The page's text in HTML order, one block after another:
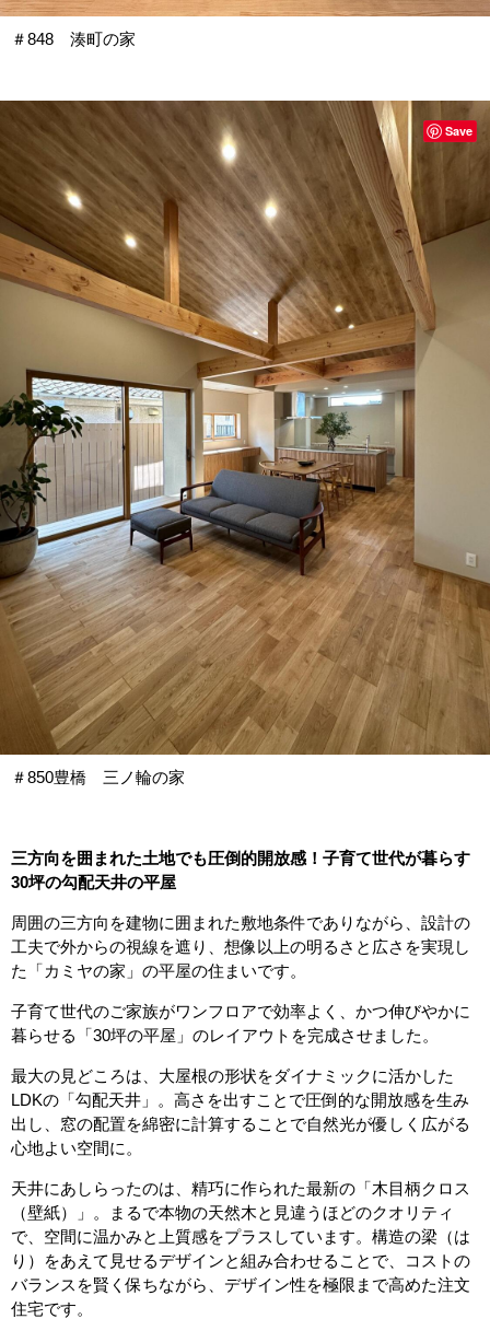
＃848 湊町の家
＃850豊橋 三ノ輪の家
三方向を囲まれた土地でも圧倒的開放感！子育て世代が暮らす
30坪の勾配天井の平屋
周囲の三方向を建物に囲まれた敷地条件でありながら、設計の
工夫で外からの視線を遮り、想像以上の明るさと広さを実現し
た「カミヤの家」の平屋の住まいです。
子育て世代のご家族がワンフロアで効率よく、かつ伸びやかに
暮らせる「30坪の平屋」のレイアウトを完成させました。
最大の見どころは、大屋根の形状をダイナミックに活かした
LDKの「勾配天井」。高さを出すことで圧倒的な開放感を生み
出し、窓の配置を綿密に計算することで自然光が優しく広がる
心地よい空間に。
天井にあしらったのは、精巧に作られた最新の「木目柄クロス
（壁紙）」。まるで本物の天然木と見違うほどのクオリティ
で、空間に温かみと上質感をプラスしています。構造の梁（は
り）をあえて見せるデザインと組み合わせることで、コストの
バランスを賢く保ちながら、デザイン性を極限まで高めた注文
住宅です。
Save